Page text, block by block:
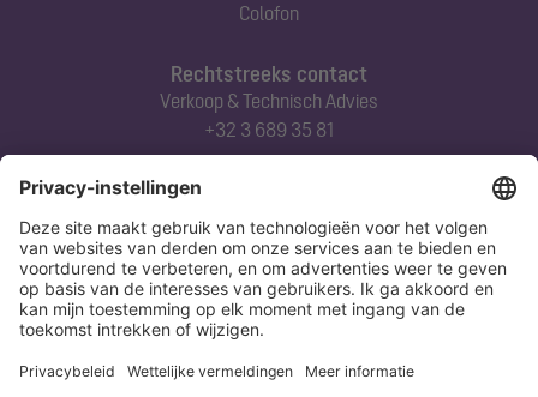
Rechtstreeks contact
Verkoop & Technisch Advies
+32 3 689 35 81
Abonneert u zich op onze nieuwsbrief
Nu aanmelden
Colofon